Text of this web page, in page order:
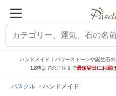
ハンドメイド｜パワーストーンや誕生石
12時までのご注文で最短翌日にお届
パスクル ハンドメイド